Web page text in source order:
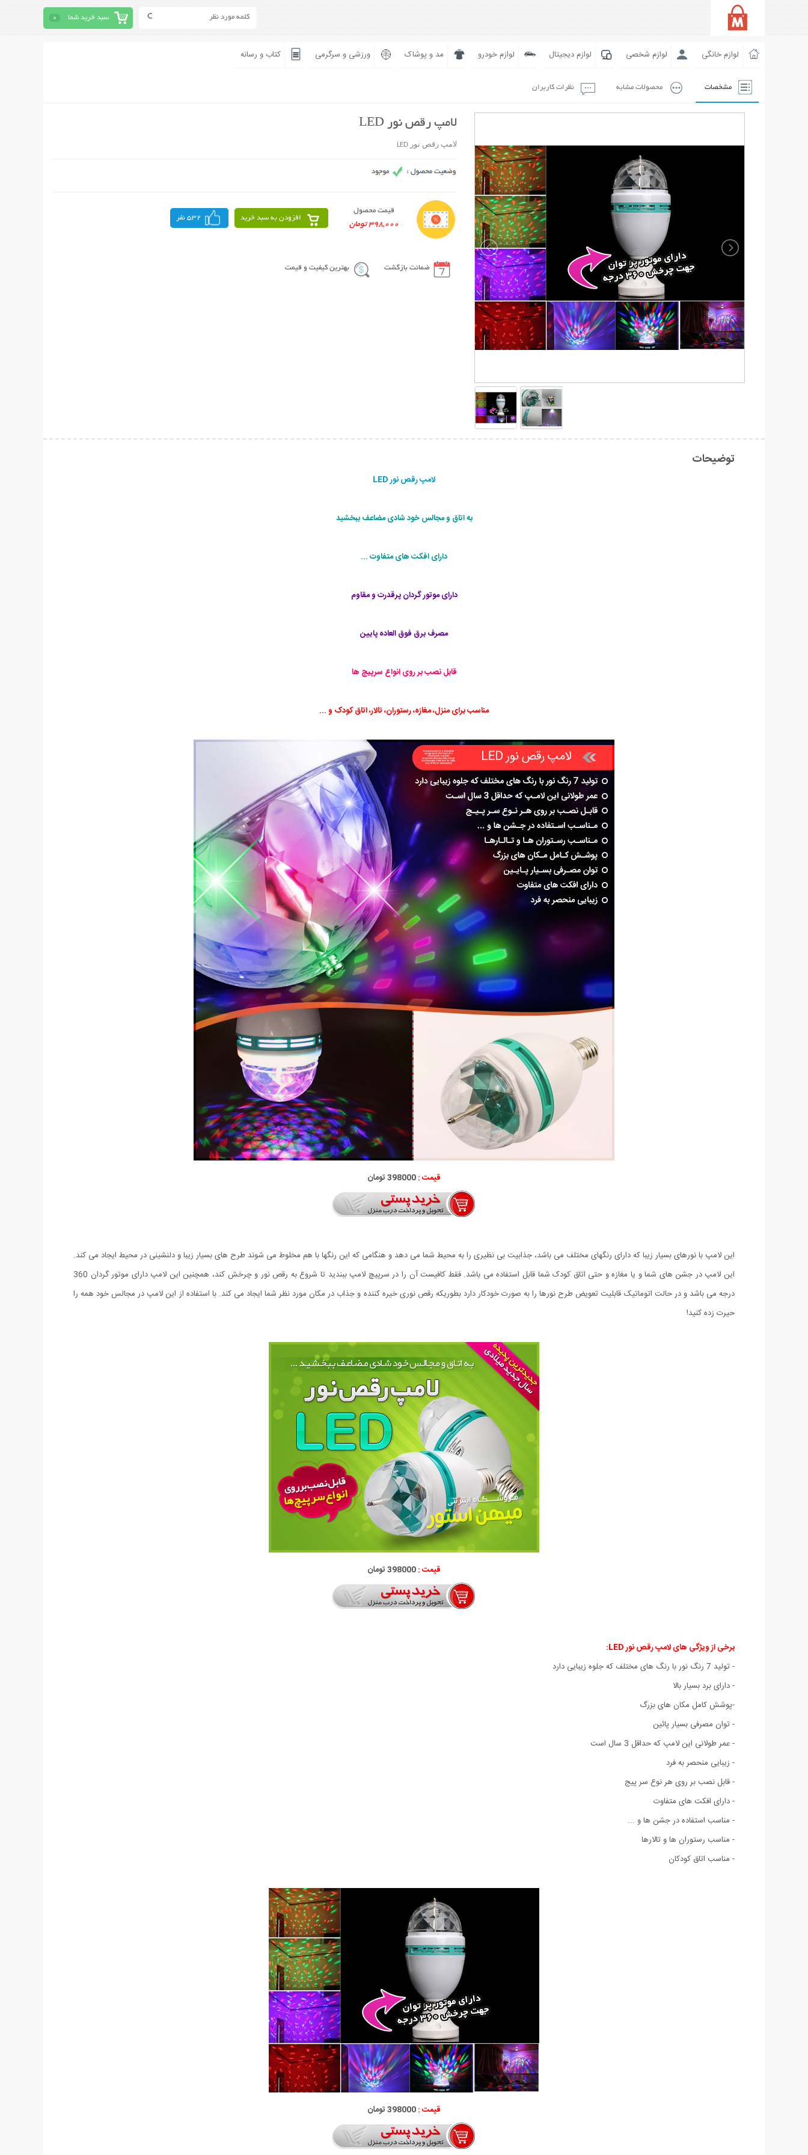
سبد خرید شما 0
لوازم خانگی لوازم شخصی لوازم دیجیتال لوازم خودرو مد و پوشاک ورزشی و سرگرمی کتاب و رسانه
مشخصات محصولات مشابه نظرات کاربران
لامپ رقص نور LED
لامپ رقص نور LED
قیمت محصول
398,000 تومان
افزودن به سبد خرید 532 نفر
ضمانت بازگشت بهترین کیفیت و قیمت
توضیحات
لامپ رقص نور LED
به اتاق و مجالس خود شادی مضاعف ببخشید
دارای افکت های متفاوت ...
دارای موتور گردان پرقدرت و مقاوم
مصرف برق فوق العاده پایین
قابل نصب بر روی انواع سرپیچ ها
مناسب برای منزل، مغازه، رستوران، تالار، اتاق کودک و ...
قیمت :398000 تومان
این لامپ با نورهای بسیار زیبا که دارای رنگهای مختلف می باشد، جذابیت بی نظیری را به محیط شما می دهد و هنگامی که این رنگها با هم مخلوط می شوند طرح های بسیار زیبا و دلنشینی در محیط ایجاد می کند.
این لامپ در جشن های شما و یا مغازه و حتی اتاق کودک شما قابل استفاده می باشد. فقط کافیست آن را در سرپیچ لامپ ببندید تا شروع به رقص نور و چرخش کند، همچنین این لامپ دارای موتور گردان 360
درجه می باشد و در حالت اتوماتیک قابلیت تعویض طرح نورها را به صورت خودکار دارد بطوریکه رقص نوری خیره کننده و جذاب در مکان مورد نظر شما ایجاد می کند. با استفاده از این لامپ در مجالس خود همه را
حیرت زده کنید!
قیمت :398000 تومان
برخی از ویژگی های لامپ رقص نور LED:
- تولید 7 رنگ نور با رنگ های مختلف که جلوه زیبایی دارد
- دارای برد بسیار بالا
-پوشش کامل مکان های بزرگ
- توان مصرفی بسیار پائین
- عمر طولانی این لامپ که حداقل 3 سال است
- زیبایی منحصر به فرد
- قابل نصب بر روی هر نوع سر پیج
- دارای افکت های متفاوت
- مناسب استفاده در جشن ها و ...
- مناسب رستوران ها و تالارها
- مناسب اتاق کودکان
قیمت :398000 تومان